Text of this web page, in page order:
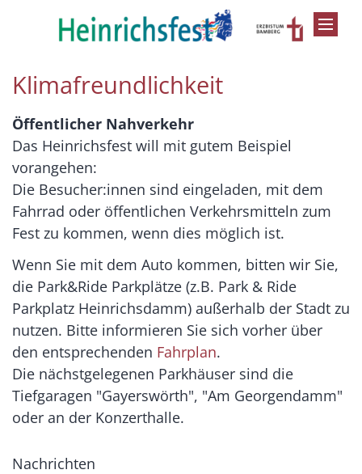
Klimafreundlichkeit
Öffentlicher Nahverkehr
Das Heinrichsfest will mit gutem Beispiel
vorangehen:
Die Besucher:innen sind eingeladen, mit dem
Fahrrad oder öffentlichen Verkehrsmitteln zum
Fest zu kommen, wenn dies möglich ist.
Wenn Sie mit dem Auto kommen, bitten wir Sie,
die Park&Ride Parkplätze (z.B. Park & Ride
Parkplatz Heinrichsdamm) außerhalb der Stadt zu
nutzen. Bitte informieren Sie sich vorher über
den entsprechenden Fahrplan.
Die nächstgelegenen Parkhäuser sind die
Tiefgaragen "Gayerswörth", "Am Georgendamm"
oder an der Konzerthalle.
Nachrichten